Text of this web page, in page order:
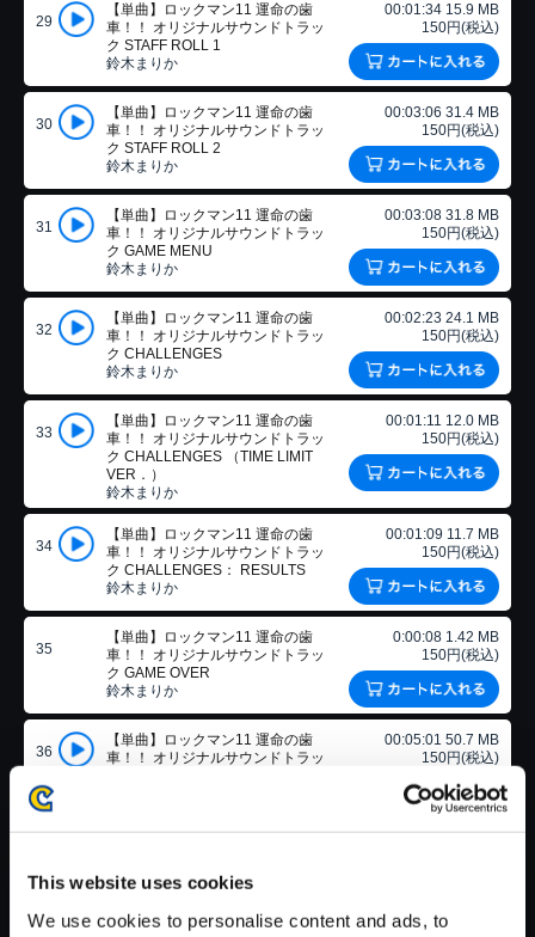
This website uses cookies
We use cookies to personalise content and ads, to
29
【単曲】ロックマン11 運命の歯
車！！ オリジナルサウンドトラッ
ク STAFF ROLL 1
鈴木まりか
00:01:34 15.9 MB
150円(税込)
30
【単曲】ロックマン11 運命の歯
車！！ オリジナルサウンドトラッ
ク STAFF ROLL 2
鈴木まりか
00:03:06 31.4 MB
150円(税込)
31
【単曲】ロックマン11 運命の歯
車！！ オリジナルサウンドトラッ
ク GAME MENU
鈴木まりか
00:03:08 31.8 MB
150円(税込)
32
【単曲】ロックマン11 運命の歯
車！！ オリジナルサウンドトラッ
ク CHALLENGES
鈴木まりか
00:02:23 24.1 MB
150円(税込)
33
【単曲】ロックマン11 運命の歯
車！！ オリジナルサウンドトラッ
ク CHALLENGES （TIME LIMIT
VER．）
鈴木まりか
00:01:11 12.0 MB
150円(税込)
34
【単曲】ロックマン11 運命の歯
車！！ オリジナルサウンドトラッ
ク CHALLENGES： RESULTS
鈴木まりか
00:01:09 11.7 MB
150円(税込)
35
【単曲】ロックマン11 運命の歯
車！！ オリジナルサウンドトラッ
ク GAME OVER
鈴木まりか
0:00:08 1.42 MB
150円(税込)
36
【単曲】ロックマン11 運命の歯
車！！ オリジナルサウンドトラッ
00:05:01 50.7 MB
150円(税込)
車！！ オリジナルサウンドトラッ
ク ACID MAN STAGE
康貞蘭